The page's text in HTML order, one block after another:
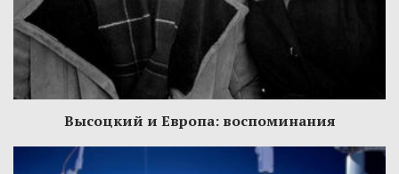
Высоцкий и Европа: воспоминания